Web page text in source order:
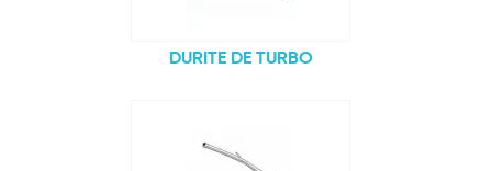
DURITE DE TURBO